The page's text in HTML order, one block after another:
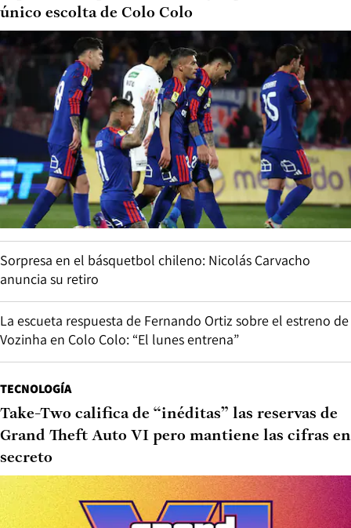
único escolta de Colo Colo
Sorpresa en el básquetbol chileno: Nicolás Carvacho
anuncia su retiro
La escueta respuesta de Fernando Ortiz sobre el estreno de
Vozinha en Colo Colo: “El lunes entrena”
TECNOLOGÍA
Take-Two califica de “inéditas” las reservas de
Grand Theft Auto VI pero mantiene las cifras en
secreto